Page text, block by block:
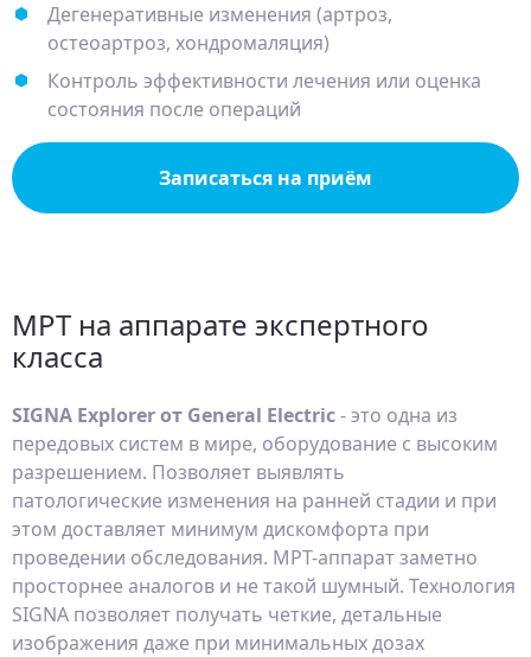
Дегенеративные изменения (артроз,
остеоартроз, хондромаляция)
Контроль эффективности лечения или оценка
состояния после операций
Записаться на приём
МРТ на аппарате экспертного
класса
SIGNA Explorer от General Electric- это одна из
передовых систем в мире, оборудование с высоким
разрешением. Позволяет выявлять
патологические изменения на ранней стадии и при
этом доставляет минимум дискомфорта при
проведении обследования. МРТ-аппарат заметно
просторнее аналогов и не такой шумный. Технология
SIGNA позволяет получать четкие, детальные
изображения даже при минимальных дозах